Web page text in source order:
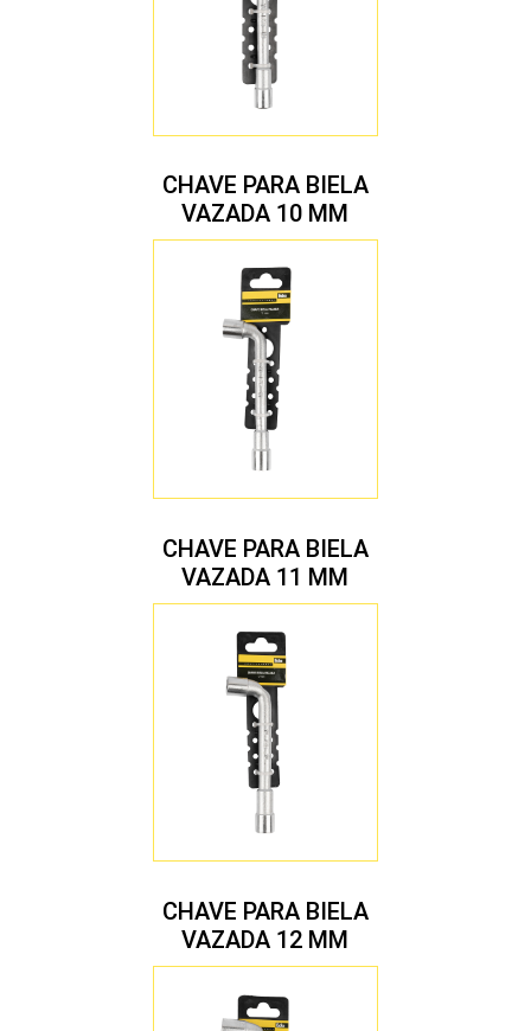
CHAVE PARA BIELA
VAZADA 10 MM
CHAVE PARA BIELA
VAZADA 11 MM
CHAVE PARA BIELA
VAZADA 12 MM